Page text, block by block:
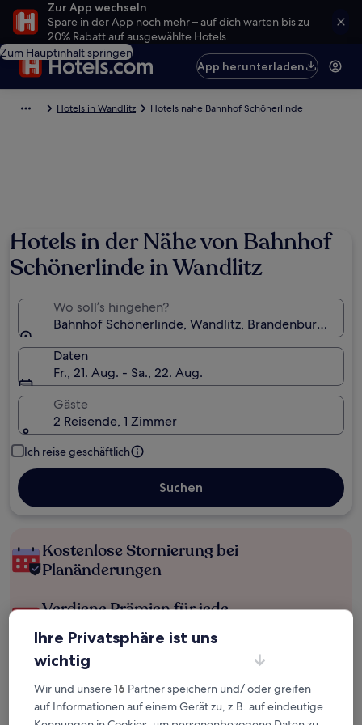
Zur App wechseln
Spare in der App noch mehr – auf dich warten bis zu
20% Rabatt auf ausgewählte Hotels.
Zum Hauptinhalt springen
App herunterladen
Hotels in Wandlitz Hotels nahe Bahnhof Schönerlinde
Hotels in der Nähe von Bahnhof
Schönerlinde in Wandlitz
Wo soll’s hingehen?
Bahnhof Schönerlinde, Wandlitz, Brandenburg
Daten
Fr., 21. Aug. - Sa., 22. Aug.
Gäste
2 Reisende, 1 Zimmer
Ich reise geschäftlich
Suchen
Kostenlose Stornierung bei
Planänderungen
Verdiene Prämien für jede
wahrgenommene Übernachtung
Mehr sparen mit Preisen für Mitglieder
Ihre Privatsphäre ist uns
wichtig
Wir und unsere16 Partner speichern und/ oder greifen
auf Informationen auf einem Gerät zu, z.B. auf eindeutige